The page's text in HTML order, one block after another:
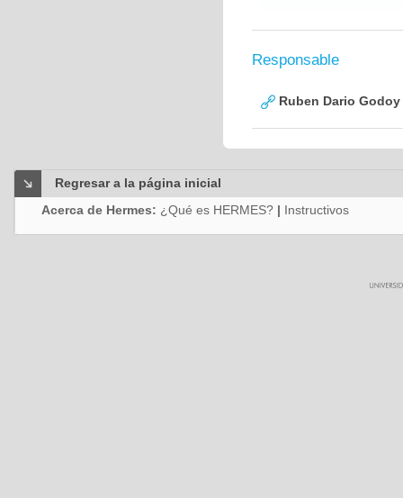
Responsable
Ruben Dario
Regresar a la página inicial
Acerca de Hermes: ¿Qué es HERMES? | Instructivos